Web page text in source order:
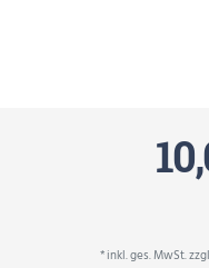
* inkl. ges. MwSt.